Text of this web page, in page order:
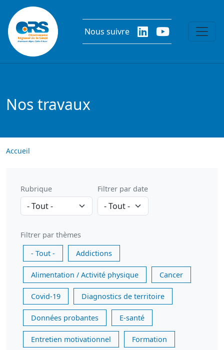
Aller au contenu principal
Nous suivre
Nos travaux
Accueil
Rubrique Filtrer par date
Filtrer par thèmes
- Tout -
Addictions
Alimentation / Activité physique Cancer
Covid-19 Diagnostics de territoire
Données probantes E-santé
Entretien motivationnel Formation